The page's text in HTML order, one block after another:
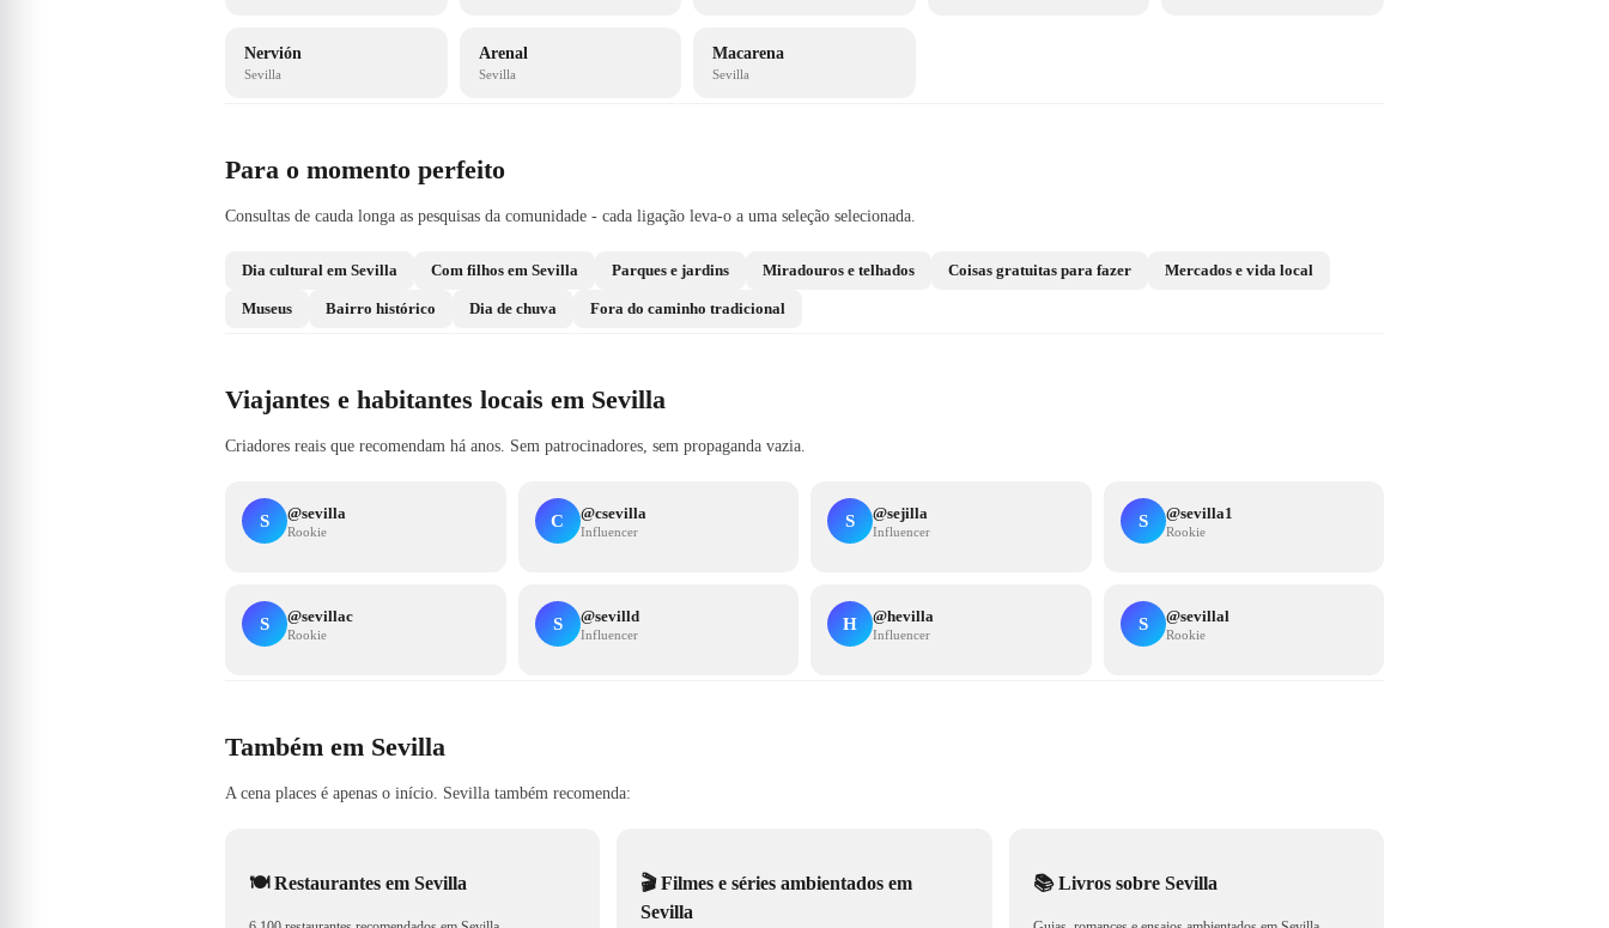
Nervión
Sevilla
Arenal
Sevilla
Macarena
Sevilla
Para o momento perfeito
Consultas de cauda longa as pesquisas da comunidade - cada ligação leva-o a uma seleção selecionada.
Dia cultural em Sevilla Com filhos em Sevilla Parques e jardins Miradouros e telhados Coisas gratuitas para fazer Mercados e vida local
Museus Bairro histórico Dia de chuva Fora do caminho tradicional
Viajantes e habitantes locais em Sevilla
Criadores reais que recomendam há anos. Sem patrocinadores, sem propaganda vazia.
S @sevilla
Rookie
C @csevilla
Influencer
S @sejilla
Influencer
S @sevilla1
Rookie
S @sevillac
Rookie
S @sevilld
Influencer
H @hevilla
Influencer
S @sevillal
Rookie
Também em Sevilla
A cena places é apenas o início. Sevilla também recomenda:
🍽️ Restaurantes em Sevilla 🎬 Filmes e séries ambientados em
Sevilla
📚 Livros sobre Sevilla